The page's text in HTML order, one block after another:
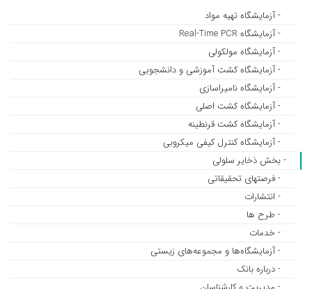
- آزمایشگاه تهیه مواد
- آزمایشگاه Real-Time PCR
- آزمایشگاه مولکولی
- آزمایشگاه کشت آموزشی و دانشجویی
- آزمایشگاه نامیراسازی
- آزمایشگاه کشت اصلی
- آزمایشگاه کشت قرنطینه
- آزمایشگاه کنترل کیفی میکروبی
- بخش ذخایر سلولی
- فرصتهای تحقیقاتی
- انتشارات
- طرح ها
- خدمات
- آزمایشگاه‌ها و مجموعه‌های زیستی
- درباره بانک